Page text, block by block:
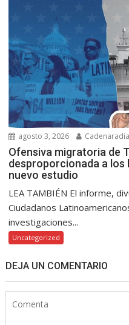
agosto 3, 2026
Ofensiva migratoria de
desproporcionada a los
nuevo estudio
LEA TAMBIÉN El informe,
Ciudadanos
investigaciones...
Uncategorized
DEJA UN COMENTARIO